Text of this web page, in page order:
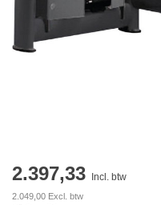
2.397,33 Incl. btw
2.049,00 Excl. btw